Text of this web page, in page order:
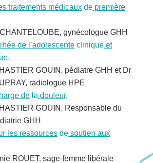
traitements médicauxdepremière
gynécologue GHH
de l’adolescentecliniqueet
GOUIN, pédiatre GHH et Dr
radiologue HPE
dela douleur,
GOUIN, Responsable du
GHH
les ressourcesdesoutien aux
ROUET, sage-femme libérale